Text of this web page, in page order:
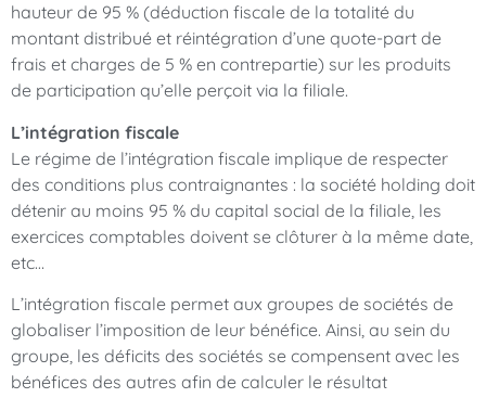
hauteur de 95 % (déduction fiscale de la totalité du
montant distribué et réintégration d’une quote-part de
frais et charges de 5 % en contrepartie) sur les produits
de participation qu’elle perçoit via la filiale.
L’intégration fiscale
Le régime de l’intégration fiscale implique de respecter
des conditions plus contraignantes : la société holding doit
détenir au moins 95 % du capital social de la filiale, les
exercices comptables doivent se clôturer à la même date,
etc…
L’intégration fiscale permet aux groupes de sociétés de
globaliser l’imposition de leur bénéfice. Ainsi, au sein du
groupe, les déficits des sociétés se compensent avec les
bénéfices des autres afin de calculer le résultat